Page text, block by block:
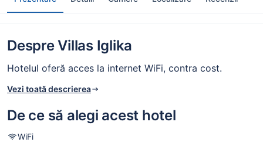
Despre Villas Iglika
Hotelul oferă acces la internet WiFi, contra cost.
Vezi toată descrierea
De ce să alegi acest hotel
WiFi